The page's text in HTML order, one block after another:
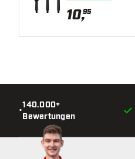
Barrellänge (MM)
10,95
•
140.000+
Bewertungen